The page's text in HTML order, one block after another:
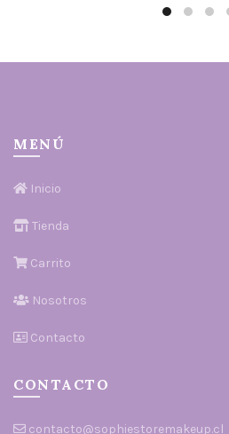
MENÚ
Inicio
Tienda
Carrito
Nosotros
Contacto
CONTACTO
contacto@sophiestoremakeup.cl